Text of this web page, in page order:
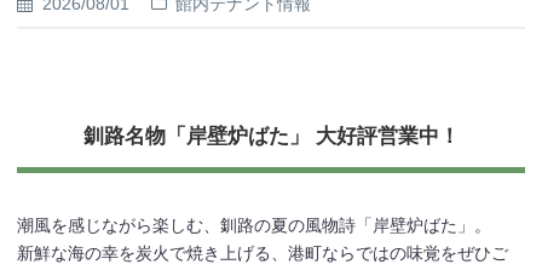
釧路名物「岸壁炉ばた」 大好評営業中！
潮風を感じながら楽しむ、釧路の夏の風物詩「岸壁炉ばた」。
新鮮な海の幸を炭火で焼き上げる、港町ならではの味覚をぜひご